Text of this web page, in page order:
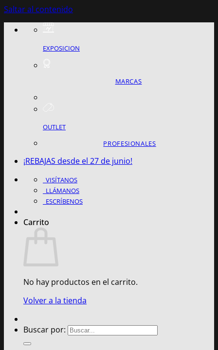
Saltar al contenido
EXPOSICION
MARCAS
OUTLET
PROFESIONALES
¡REBAJAS desde el 27 de junio!
VISÍTANOS
LLÁMANOS
ESCRÍBENOS
Carrito
No hay productos en el carrito.
Volver a la tienda
Buscar por: